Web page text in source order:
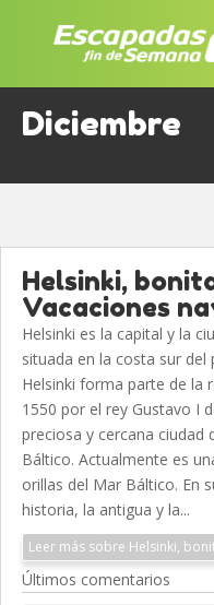
Diciembre
Helsinki,
Vacaciones
Helsinki es la capital y la
situada en la costa sur del
Helsinki forma parte de la
1550 por el rey Gustavo I
preciosa y cercana ciudad
Báltico. Actualmente es
orillas del Mar Báltico. En
historia, la antigua y la...
Leer más sobre Helsinki,
Últimos comentarios